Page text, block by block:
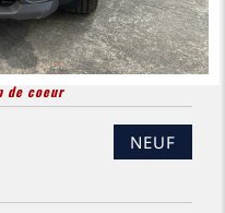
de coeur
NEUF